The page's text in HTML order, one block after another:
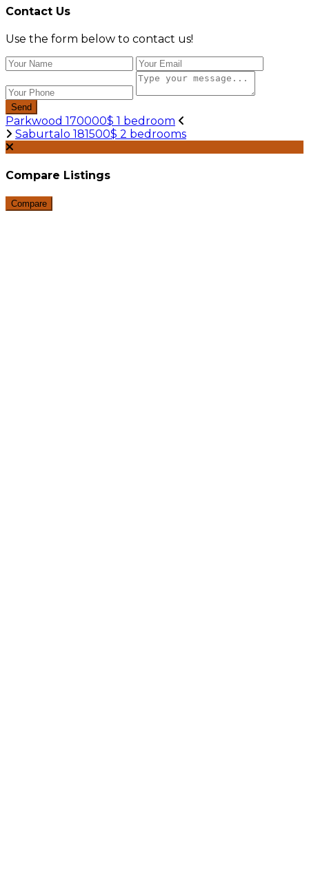
Contact Us
Use the form below to contact us!
Send
Parkwood 170000$ 1 bedroom
Saburtalo 181500$ 2 bedrooms
Compare Listings
Compare